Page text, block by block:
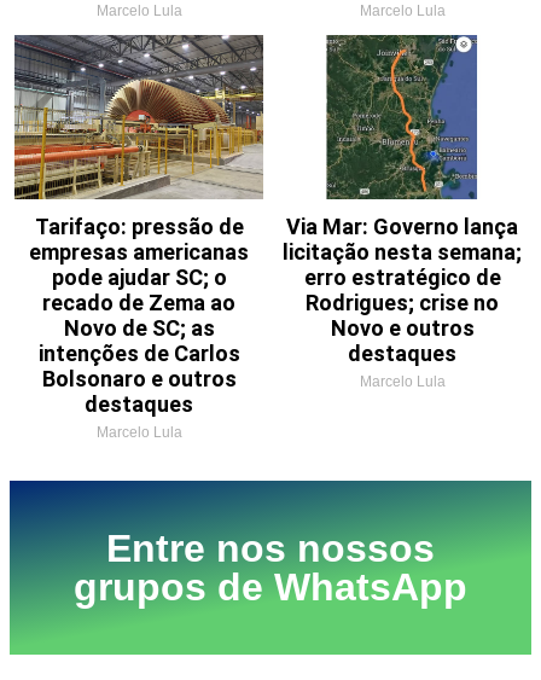
Marcelo Lula Marcelo Lula
Tarifaço: pressão de
empresas americanas
pode ajudar SC; o
recado de Zema ao
Novo de SC; as
intenções de Carlos
Bolsonaro e outros
destaques
Marcelo Lula
Via Mar: Governo lança
licitação nesta semana;
erro estratégico de
Rodrigues; crise no
Novo e outros
destaques
Marcelo Lula
Entre nos nossos
grupos de WhatsApp